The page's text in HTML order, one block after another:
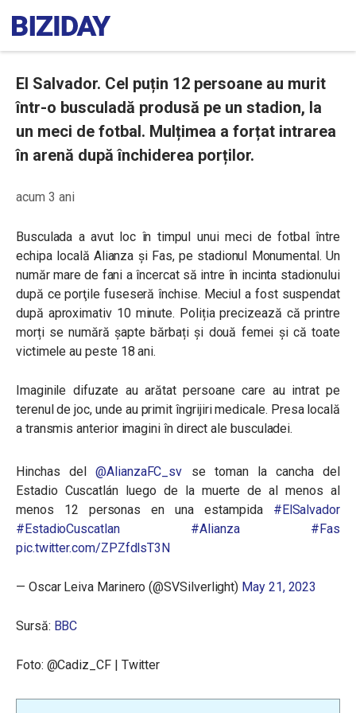
El Salvador. Cel puțin 12 persoane au murit
într-o busculadă produsă pe un stadion, la
un meci de fotbal. Mulțimea a forțat intrarea
în arenă după închiderea porților.
acum 3 ani
Busculada a avut loc în timpul unui meci de fotbal între
echipa locală Alianza și Fas, pe stadionul Monumental. Un
număr mare de fani a încercat să intre în incinta stadionului
după ce porţile fuseseră închise. Meciul a fost suspendat
după aproximativ 10 minute. Poliția precizează că printre
morți se numără șapte bărbați și două femei și că toate
victimele au peste 18 ani.
Imaginile difuzate au arătat persoane care au intrat pe
terenul de joc, unde au primit îngrijiri medicale. Presa locală
a transmis anterior imagini în direct ale busculadei.
Hinchas del@AlianzaFC_sv se toman la cancha del
Estadio Cuscatlán luego de la muerte de al menos al
menos 12 personas en una estampida #ElSalvador
#EstadioCuscatlan
#Alianza
#Fas
pic.twitter.com/ZPZfdlsT3N
— Oscar Leiva Marinero (@SVSilverlight) May 21, 2023
Sursă: BBC
Foto: @Cadiz_CF | Twitter